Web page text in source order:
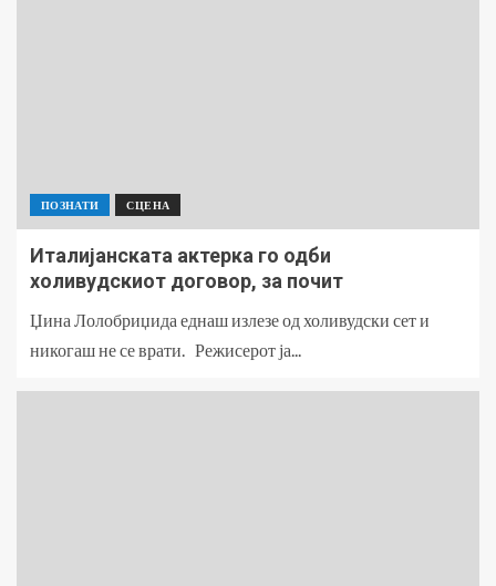
ПОЗНАТИ СЦЕНА
Италијанската актерка го одби
холивудскиот договор, за почит
Џина Лолобриџида еднаш излезе од холивудски сет и
никогаш не се врати. Режисерот ја...